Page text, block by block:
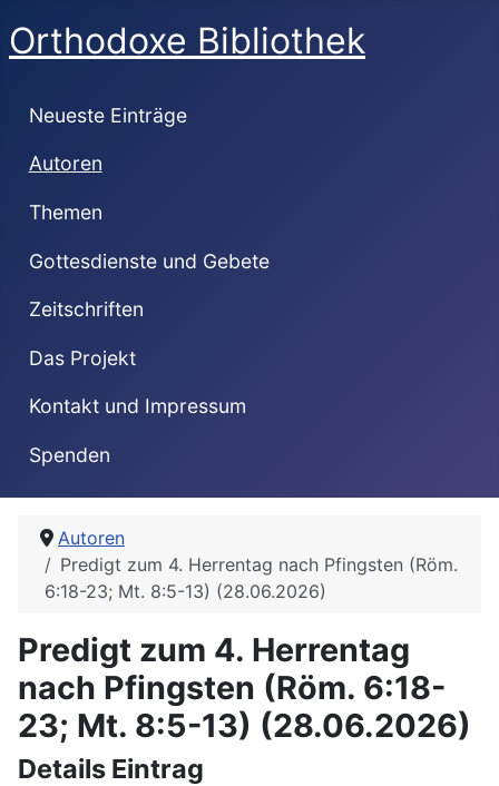
Orthodoxe Bibliothek
Neueste Einträge
Autoren
Themen
Gottesdienste und Gebete
Zeitschriften
Das Projekt
Kontakt und Impressum
Spenden
Autoren
Predigt zum 4. Herrentag nach Pfingsten (Röm.
6:18-23; Mt. 8:5-13) (28.06.2026)
Predigt zum 4. Herrentag
nach Pfingsten (Röm. 6:18-
23; Mt. 8:5-13) (28.06.2026)
Details Eintrag